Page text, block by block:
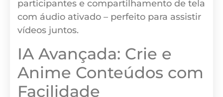
participantes e compartilhamento de tela
com áudio ativado – perfeito para assistir
vídeos juntos.
IA Avançada: Crie e
Anime Conteúdos com
Facilidade